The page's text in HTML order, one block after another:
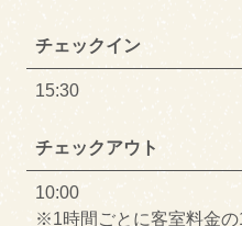
チェックイン
15:30
チェックアウト
10:00
※1時間ごとに客室料金